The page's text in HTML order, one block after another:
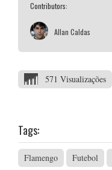
Contributors:
Allan Caldas
571 Visualizações
Tags:
Flamengo Futebol